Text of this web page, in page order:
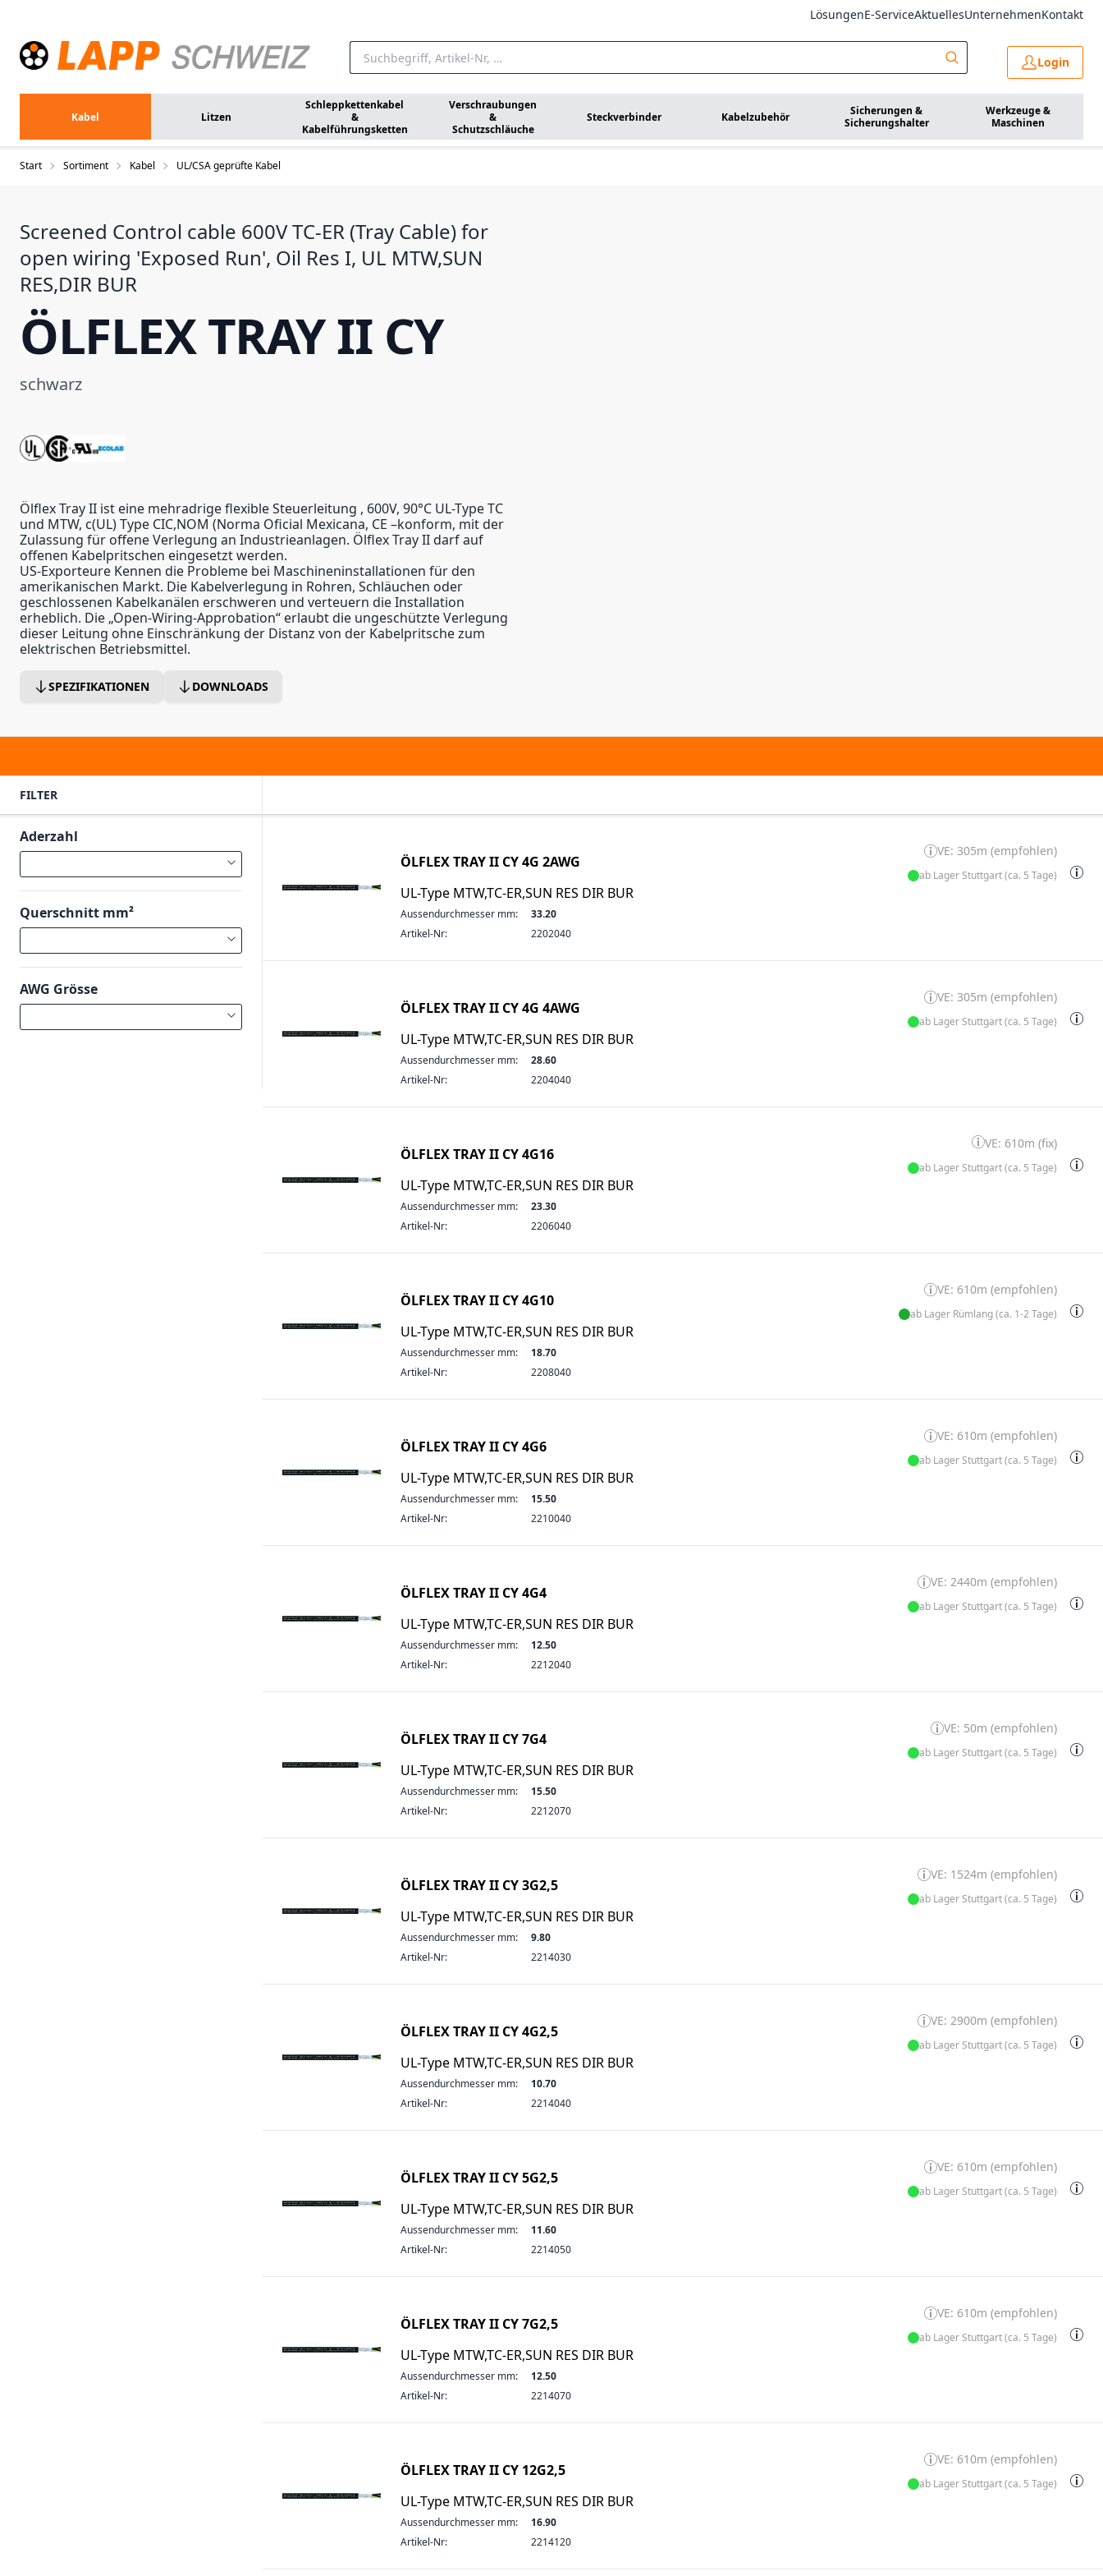
LösungenE-ServiceAktuellesUnternehmenKontakt
Login
Kabel Litzen
Schleppkettenkabel
&
Kabelführungsketten
Verschraubungen
&
Schutzschläuche
Steckverbinder Kabelzubehör
Sicherungen &
Sicherungshalter
Werkzeuge &
Maschinen
Start Sortiment Kabel UL/CSA geprüfte Kabel
Screened Control cable 600V TC-ER (Tray Cable) for
open wiring 'Exposed Run', Oil Res I, UL MTW,SUN
RES,DIR BUR
ÖLFLEX TRAY II CY
schwarz
Ölflex Tray II ist eine mehradrige flexible Steuerleitung , 600V, 90°C UL-Type TC
und MTW, c(UL) Type CIC,NOM (Norma Oficial Mexicana, CE –konform, mit der
Zulassung für offene Verlegung an Industrieanlagen. Ölflex Tray II darf auf
offenen Kabelpritschen eingesetzt werden.
US-Exporteure Kennen die Probleme bei Maschineninstallationen für den
amerikanischen Markt. Die Kabelverlegung in Rohren, Schläuchen oder
geschlossenen Kabelkanälen erschweren und verteuern die Installation
erheblich. Die „Open-Wiring-Approbation“ erlaubt die ungeschützte Verlegung
dieser Leitung ohne Einschränkung der Distanz von der Kabelpritsche zum
elektrischen Betriebsmittel.
SPEZIFIKATIONEN DOWNLOADS
ÖLFLEX TRAY II CY 4G 2AWG
UL-Type MTW,TC-ER,SUN RES DIR BUR
Aussendurchmesser mm:
33.20
Artikel-Nr:
2202040
VE: 305m (empfohlen)
ab Lager Stuttgart (ca. 5 Tage)
ÖLFLEX TRAY II CY 4G 4AWG
UL-Type MTW,TC-ER,SUN RES DIR BUR
Aussendurchmesser mm:
28.60
Artikel-Nr:
2204040
VE: 305m (empfohlen)
ab Lager Stuttgart (ca. 5 Tage)
ÖLFLEX TRAY II CY 4G16
UL-Type MTW,TC-ER,SUN RES DIR BUR
Aussendurchmesser mm:
23.30
Artikel-Nr:
2206040
VE: 610m (fix)
ab Lager Stuttgart (ca. 5 Tage)
ÖLFLEX TRAY II CY 4G10
UL-Type MTW,TC-ER,SUN RES DIR BUR
Aussendurchmesser mm:
18.70
Artikel-Nr:
2208040
VE: 610m (empfohlen)
ab Lager Rümlang (ca. 1-2 Tage)
ÖLFLEX TRAY II CY 4G6
UL-Type MTW,TC-ER,SUN RES DIR BUR
Aussendurchmesser mm:
15.50
Artikel-Nr:
2210040
VE: 610m (empfohlen)
ab Lager Stuttgart (ca. 5 Tage)
ÖLFLEX TRAY II CY 4G4
UL-Type MTW,TC-ER,SUN RES DIR BUR
Aussendurchmesser mm:
12.50
Artikel-Nr:
2212040
VE: 2440m (empfohlen)
ab Lager Stuttgart (ca. 5 Tage)
ÖLFLEX TRAY II CY 7G4
UL-Type MTW,TC-ER,SUN RES DIR BUR
Aussendurchmesser mm:
15.50
Artikel-Nr:
2212070
VE: 50m (empfohlen)
ab Lager Stuttgart (ca. 5 Tage)
ÖLFLEX TRAY II CY 3G2,5
UL-Type MTW,TC-ER,SUN RES DIR BUR
Aussendurchmesser mm:
9.80
Artikel-Nr:
2214030
VE: 1524m (empfohlen)
ab Lager Stuttgart (ca. 5 Tage)
ÖLFLEX TRAY II CY 4G2,5
UL-Type MTW,TC-ER,SUN RES DIR BUR
Aussendurchmesser mm:
10.70
Artikel-Nr:
2214040
VE: 2900m (empfohlen)
ab Lager Stuttgart (ca. 5 Tage)
ÖLFLEX TRAY II CY 5G2,5
UL-Type MTW,TC-ER,SUN RES DIR BUR
Aussendurchmesser mm:
11.60
Artikel-Nr:
2214050
VE: 610m (empfohlen)
ab Lager Stuttgart (ca. 5 Tage)
ÖLFLEX TRAY II CY 7G2,5
UL-Type MTW,TC-ER,SUN RES DIR BUR
Aussendurchmesser mm:
12.50
Artikel-Nr:
2214070
VE: 610m (empfohlen)
ab Lager Stuttgart (ca. 5 Tage)
ÖLFLEX TRAY II CY 12G2,5
UL-Type MTW,TC-ER,SUN RES DIR BUR
Aussendurchmesser mm:
16.90
Artikel-Nr:
2214120
VE: 610m (empfohlen)
ab Lager Stuttgart (ca. 5 Tage)
FILTER
Aderzahl
Querschnitt mm²
AWG Grösse